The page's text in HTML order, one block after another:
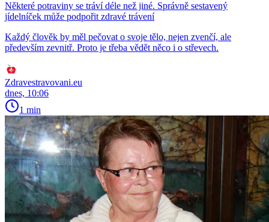
Některé potraviny se tráví déle než jiné. Správně sestavený
jídelníček může podpořit zdravé trávení
Každý člověk by měl pečovat o svoje tělo, nejen zvenčí, ale
především zevnitř. Proto je třeba vědět něco i o střevech.
Zdravestravovani.eu
dnes, 10:06
1 min